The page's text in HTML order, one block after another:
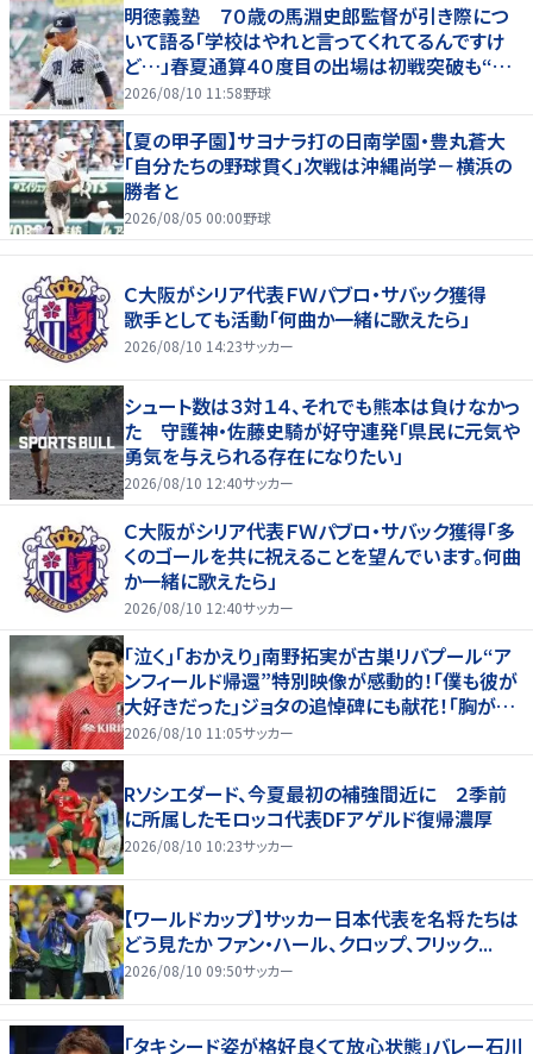
明徳義塾 ７０歳の馬淵史郎監督が引き際につ
いて語る「学校はやれと言ってくれてるんですけ
ど…」春夏通算４０度目の出場は初戦突破も“馬
淵節”炸裂
2026/08/10 11:58野球
【夏の甲子園】サヨナラ打の日南学園・豊丸蒼大
「自分たちの野球貫く」次戦は沖縄尚学－横浜の
勝者と
2026/08/05 00:00野球
Ｃ大阪がシリア代表ＦＷパブロ・サバック獲得
歌手としても活動「何曲か一緒に歌えたら」
2026/08/10 14:23サッカー
シュート数は３対１４、それでも熊本は負けなかっ
た 守護神・佐藤史騎が好守連発「県民に元気や
勇気を与えられる存在になりたい」
2026/08/10 12:40サッカー
Ｃ大阪がシリア代表ＦＷパブロ・サバック獲得「多
くのゴールを共に祝えることを望んでいます。何曲
か一緒に歌えたら」
2026/08/10 12:40サッカー
｢泣く｣｢おかえり｣南野拓実が古巣リバプール“ア
ンフィールド帰還”特別映像が感動的！｢僕も彼が
大好きだった｣ジョタの追悼碑にも献花！｢胸が熱
くなります…｣
2026/08/10 11:05サッカー
Rソシエダード、今夏最初の補強間近に ２季前
に所属したモロッコ代表DFアゲルド復帰濃厚
2026/08/10 10:23サッカー
【ワールドカップ】サッカー日本代表を名将たちは
どう見たか ファン・ハール、クロップ、フリック...
2026/08/10 09:50サッカー
「タキシード姿が格好良くて放心状態」バレー石川